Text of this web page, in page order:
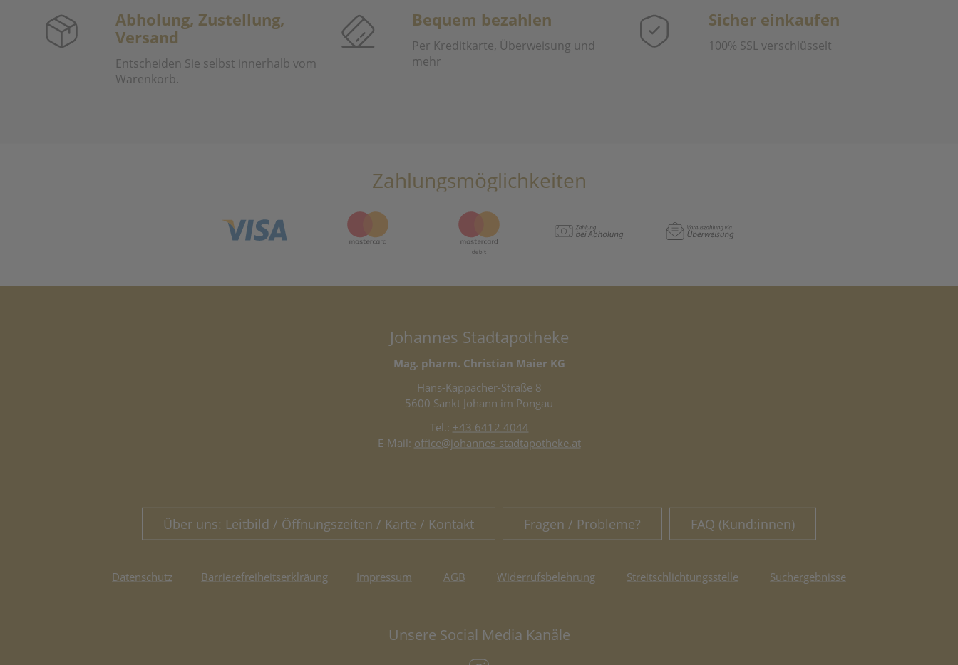
Abholung, Zustellung,
Versand
Entscheiden Sie selbst innerhalb vom
Warenkorb.
Bequem bezahlen
Per Kreditkarte, Überweisung und
mehr
Sicher einkaufen
100% SSL verschlüsselt
Zahlungsmöglichkeiten
Johannes Stadtapotheke
Mag. pharm. Christian Maier KG
Hans-Kappacher-Straße 8
5600 Sankt Johann im Pongau
Tel.: +43 6412 4044
E-Mail: office@johannes-stadtapotheke.at
Über uns: Leitbild / Öffnungszeiten / Karte / Kontakt Fragen / Probleme? FAQ (Kund:innen)
Datenschutz Barrierefreiheitserklräung Impressum AGB Widerrufsbelehrung Streitschlichtungsstelle Suchergebnisse
Unsere Social Media Kanäle